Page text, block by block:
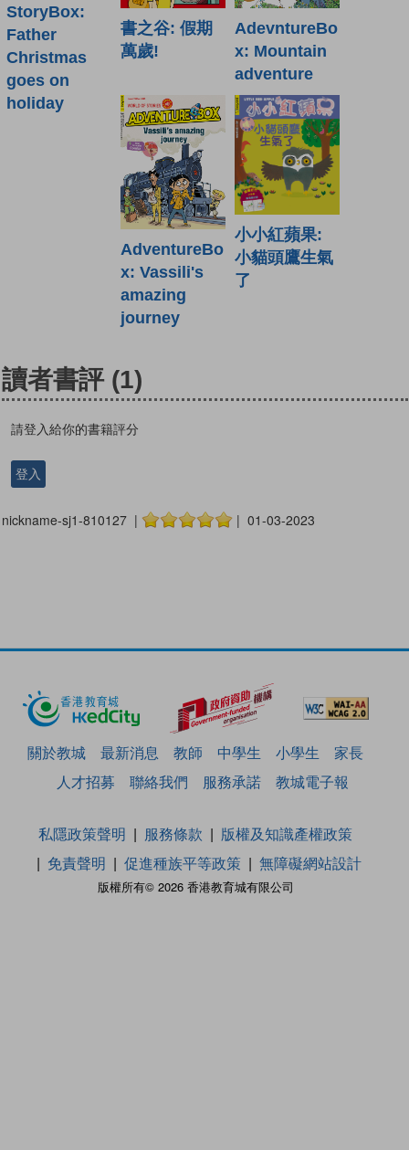
StoryBox:
Father
Christmas
goes on
holiday
書之谷: 假期
萬歲!
AdevntureBo
x: Mountain
adventure
AdventureBo
x: Vassili's
amazing
journey
小小紅蘋果:
小貓頭鷹生氣
了
讀者書評 (1)
請登入給你的書籍評分
登入
nickname-sj1-810127 | | 01-03-2023
關於教城 最新消息 教師 中學生 小學生
家長
人才招募
聯絡我們 服務承諾 教城電子報
版權所有© 2026 香港教育城有限公司
私隱政策聲明 服務條款
版權及知識產權政策
免責聲明
促進種族平等政策 無障礙網站設計